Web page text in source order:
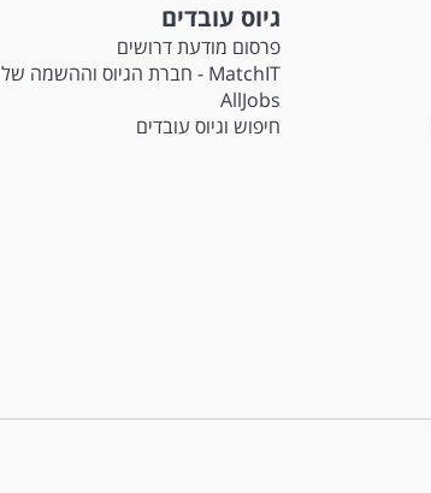
גיוס עובדים
פרסום מודעת דרושים
MatchIT - חברת הגיוס וההשמה של
AllJobs
חיפוש וגיוס עובדים